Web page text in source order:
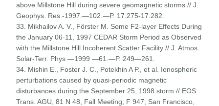
above Millstone Hill during severe geomagnetic storms // J.
Geophys. Res.-1997.—102.—P. 17.275-17.282.
33. Mikhailov A. V., Förster M. Some F2-layer Effects During
the January 06-11, 1997 CEDAR Storm Period as Observed
with the Millstone Hill Incoherent Scatter Facility // J. Atmos.
Solar-Terr. Phys —1999 —61.—P. 249—261.
34. Mishin E., Foster J. C., Potekhin A P., et al. Ionospheric
perturbations caused by quasi-periodic magnetic
disturbances during the September 25, 1998 storm // EOS
Trans. AGU, 81 N 48, Fall Meeting, F 947, San Francisco,